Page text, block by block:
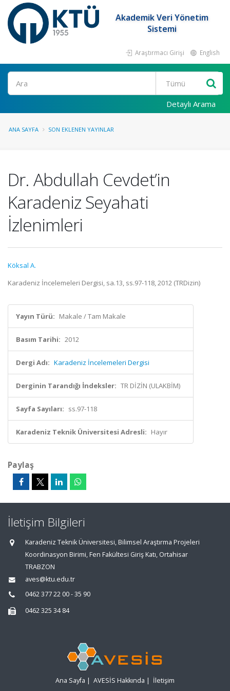
Akademik Veri Yönetim
Sistemi
Araştırmacı Girişi English
Ara
Detaylı Arama
ANA SAYFA SON EKLENEN YAYINLAR
Dr. Abdullah Cevdet’in
Karadeniz Seyahati
İzlenimleri
Köksal A.
Karadeniz İncelemeleri Dergisi, sa.13, ss.97-118, 2012 (TRDizin)
Yayın Türü: Makale / Tam Makale
Basım Tarihi: 2012
Dergi Adı: Karadeniz İncelemeleri Dergisi
Derginin Tarandığı İndeksler: TR DİZİN (ULAKBİM)
Sayfa Sayıları: ss.97-118
Karadeniz Teknik Üniversitesi Adresli: Hayır
Paylaş
İletişim Bilgileri
Karadeniz Teknik Üniversitesi, Bilimsel Araştırma Projeleri
Koordinasyon Birimi, Fen Fakültesi Giriş Katı, Ortahisar
TRABZON
aves@ktu.edu.tr
0462 377 22 00 - 35 90
0462 325 34 84
Ana Sayfa | AVESİS Hakkında | İletişim